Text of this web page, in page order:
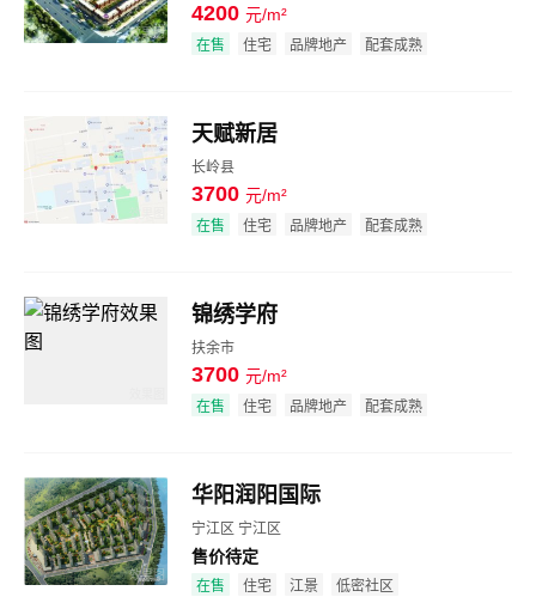
效果图
4200 元/m²
在售 住宅 品牌地产 配套成熟
效果图
天赋新居
长岭县
3700 元/m²
在售 住宅 品牌地产 配套成熟
锦绣学府
扶余市
3700 元/m²
在售 住宅 品牌地产 配套成熟
效果图
华阳润阳国际
宁江区 宁江区
售价待定
在售 住宅 江景 低密社区